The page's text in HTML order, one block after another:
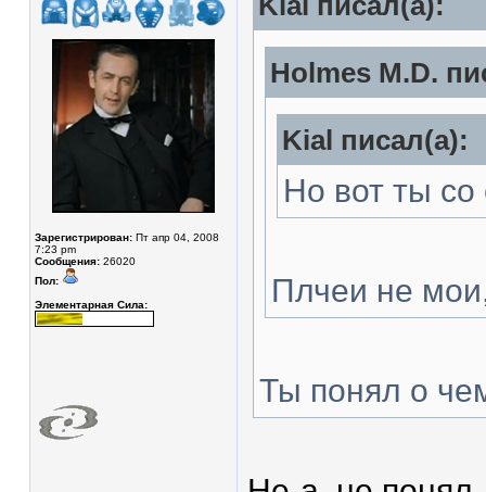
Зарегистрирован: Пт апр 04, 2008
7:23 pm
Сообщения: 26020
Пол:
Элементарная Сила:
Holmes M.D.
Kial писал(а):
Но вот ты
Плчеи не
Ты понял о